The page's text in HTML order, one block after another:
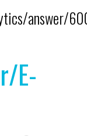
answer/
E-